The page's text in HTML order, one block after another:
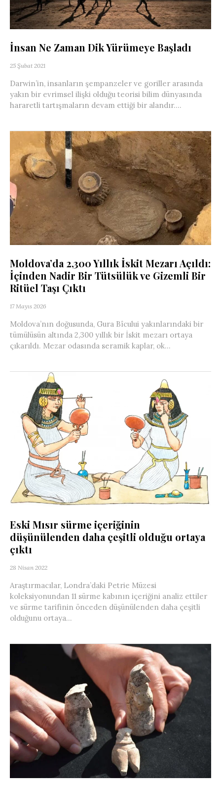
İnsan Ne Zaman Dik Yürümeye Başladı
25 Şubat 2021
Darwin’in, insanların şempanzeler ve goriller arasında
yakın bir evrimsel ilişki olduğu teorisi bilim dünyasında
hararetli tartışmaların devam ettiği bir alandır....
Moldova’da 2,300 Yıllık İskit Mezarı Açıldı:
İçinden Nadir Bir Tütsülük ve Gizemli Bir
Ritüel Taşı Çıktı
17 Mayıs 2026
Moldova’nın doğusunda, Gura Bîcului yakınlarındaki bir
tümülüsün altında 2,300 yıllık bir İskit mezarı ortaya
çıkarıldı. Mezar odasında seramik kaplar, ok...
Eski Mısır sürme içeriğinin
düşünülenden daha çeşitli olduğu ortaya
çıktı
28 Nisan 2022
Araştırmacılar, Londra’daki Petrie Müzesi
koleksiyonundan 11 sürme kabının içeriğini analiz ettiler
ve sürme tarifinin önceden düşünülenden daha çeşitli
olduğunu ortaya...